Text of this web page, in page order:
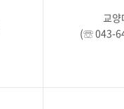
교양
(☏ 043-